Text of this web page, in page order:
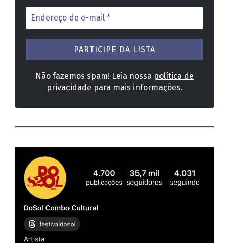
Endereço
de
e-
mail
Não fazemos spam! Leia nossa política de
privacidade para mais informações.